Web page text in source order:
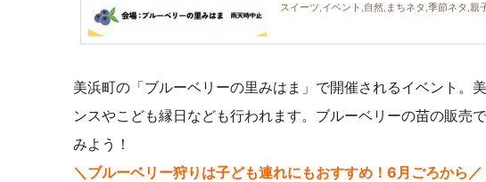
スイーツ,イベント,自然,まちネタ,季節ネタ,親
美浜町の「ブルーベリーの里みはま」で開催されるイベント。
ンスやこども縁日なども行われます。ブルーベリーの苗の販売
みよう！
＼ブルーベリー狩りは子ども連れにもおすすめ！6月ごろから／